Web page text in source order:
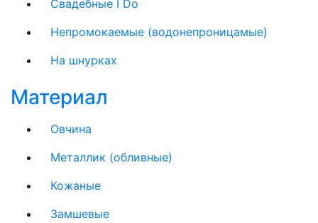
Свадебные I Do
Непромокаемые (водонепроницамые)
На шнурках
Материал
Овчина
Металлик (обливные)
Кожаные
Замшевые